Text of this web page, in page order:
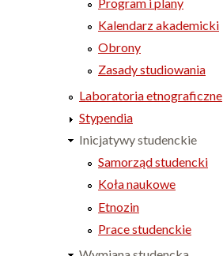
Kalendarz akademicki
Obrony
Zasady studiowania
Laboratoria etnograficzne
Stypendia
Inicjatywy studenckie
Samorząd studencki
Koła naukowe
Etnozin
Prace studenckie